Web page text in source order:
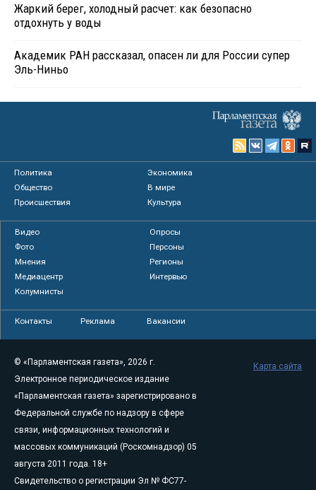
Жаркий берег, холодный расчет: как безопасно
отдохнуть у воды
Академик РАН рассказал, опасен ли для России супер
Эль-Ниньо
Политика
Экономика
Общество
В мире
Происшествия
Культура
Видео
Опросы
Фото
Персоны
Мнения
Регионы
Медиацентр
Интервью
Колумнисты
Контакты Реклама Вакансии
© «Парламентская газета», 2026 г.
Электронное периодическое издание
«Парламентская газета» зарегистрировано в
Федеральной службе по надзору в сфере
связи, информационных технологий и
массовых коммуникаций (Роскомнадзор) 05
августа 2011 года. 18+
Свидетельство о регистрации Эл № ФС77-
Карта сайта